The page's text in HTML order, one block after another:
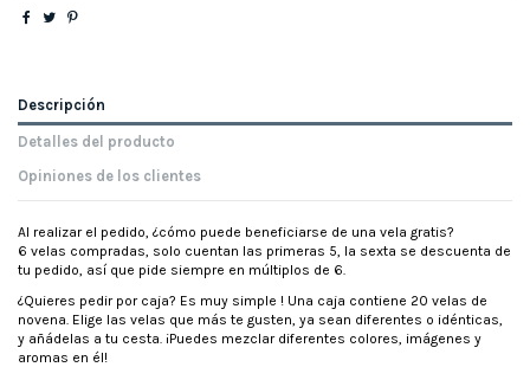
Descripción
Detalles del producto
Opiniones de los clientes
Al realizar el pedido, ¿cómo puede beneficiarse de una vela gratis?
6 velas compradas, solo cuentan las primeras 5, la sexta se descuenta de
tu pedido, así que pide siempre en múltiplos de 6.
¿Quieres pedir por caja? Es muy simple ! Una caja contiene 20 velas de
novena. Elige las velas que más te gusten, ya sean diferentes o idénticas,
y añádelas a tu cesta. ¡Puedes mezclar diferentes colores, imágenes y
aromas en él!